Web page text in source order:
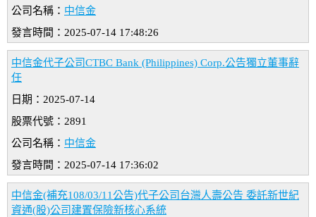
公司名稱： 中信金
發言時間：2025-07-14 17:48:26
中信金代子公司CTBC Bank (Philippines) Corp.公告獨立董事辭
任
日期：2025-07-14
股票代號：2891
公司名稱： 中信金
發言時間：2025-07-14 17:36:02
中信金(補充108/03/11公告)代子公司台灣人壽公告 委託新世紀
資通(股)公司建置保險新核心系統